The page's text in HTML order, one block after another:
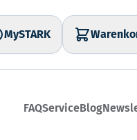
MySTARK
FAQServiceBlog